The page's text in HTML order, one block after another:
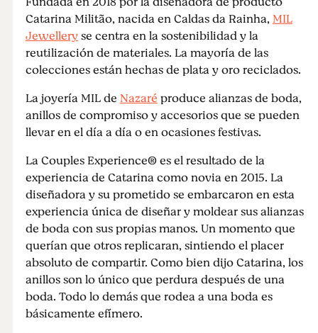
Catarina Militão, nacida en Caldas da Rainha,MIL
Jewelleryse centra en la sostenibilidad y la
reutilización de materiales. La mayoría de las
colecciones están hechas de plata y oro reciclados.
La joyería MIL deNazaréproduce alianzas de boda,
anillos de compromiso y accesorios que se pueden
llevar en el día a día o en ocasiones festivas.
La Couples Experience® es el resultado de la
experiencia de Catarina como novia en 2015. La
diseñadora y su prometido se embarcaron en esta
experiencia única de diseñar y moldear sus alianzas
de boda con sus propias manos. Un momento que
querían que otros replicaran, sintiendo el placer
absoluto de compartir. Como bien dijo Catarina, los
anillos son lo único que perdura después de una
boda. Todo lo demás que rodea a una boda es
básicamente efímero.